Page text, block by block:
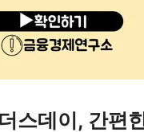
스데이, 간편